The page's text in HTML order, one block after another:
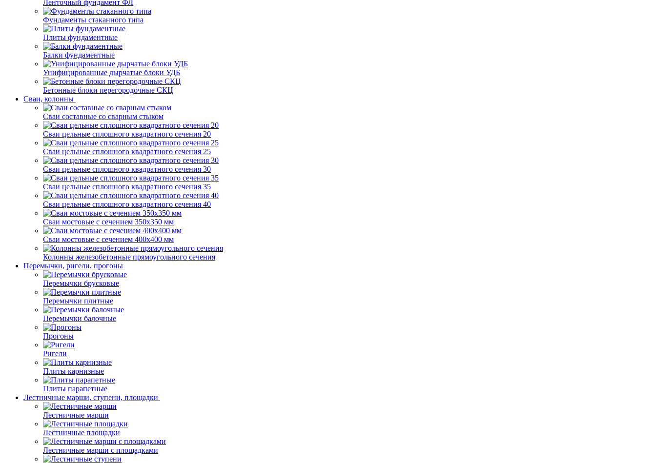
Ленточный фундамент ФЛ
Фундаменты стаканного типа
Плиты фундаментные
Балки фундаментные
Унифицированные дырчатые блоки УДБ
Бетонные блоки перегородочные СКЦ
Сваи, колонны
Сваи составные со сварным стыком
Сваи цельные сплошного квадратного сечения 20
Сваи цельные сплошного квадратного сечения 25
Сваи цельные сплошного квадратного сечения 30
Сваи цельные сплошного квадратного сечения 35
Сваи цельные сплошного квадратного сечения 40
Сваи мостовые с сечением 350х350 мм
Сваи мостовые с сечением 400х400 мм
Колонны железобетонные прямоугольного сечения
Перемычки, ригели, прогоны
Перемычки брусковые
Перемычки плитные
Перемычки балочные
Прогоны
Ригели
Плиты карнизные
Плиты парапетные
Лестничные марши, ступени, площадки
Лестничные марши
Лестничные площадки
Лестничные марши с площадками